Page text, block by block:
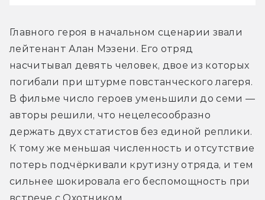
Главного героя в начальном сценарии звали
лейтенант Алан Мэзени. Его отряд
насчитывал девять человек, двое из которых
погибали при штурме повстанческого лагеря.
В фильме число героев уменьшили до семи —
авторы решили, что нецелесообразно
держать двух статистов без единой реплики.
К тому же меньшая численность и отсутствие
потерь подчёркивали крутизну отряда, и тем
сильнее шокировала его беспомощность при